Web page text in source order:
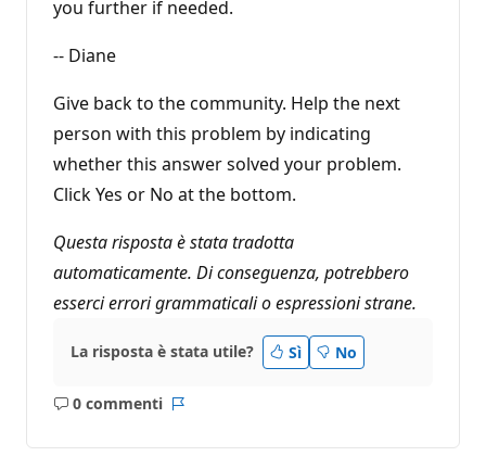
you further if needed.
-- Diane
Give back to the community. Help the next
person with this problem by indicating
whether this answer solved your problem.
Click Yes or No at the bottom.
Questa risposta è stata tradotta
automaticamente. Di conseguenza, potrebbero
esserci errori grammaticali o espressioni strane.
La risposta è stata utile? Sì No
0 commenti
Nessun